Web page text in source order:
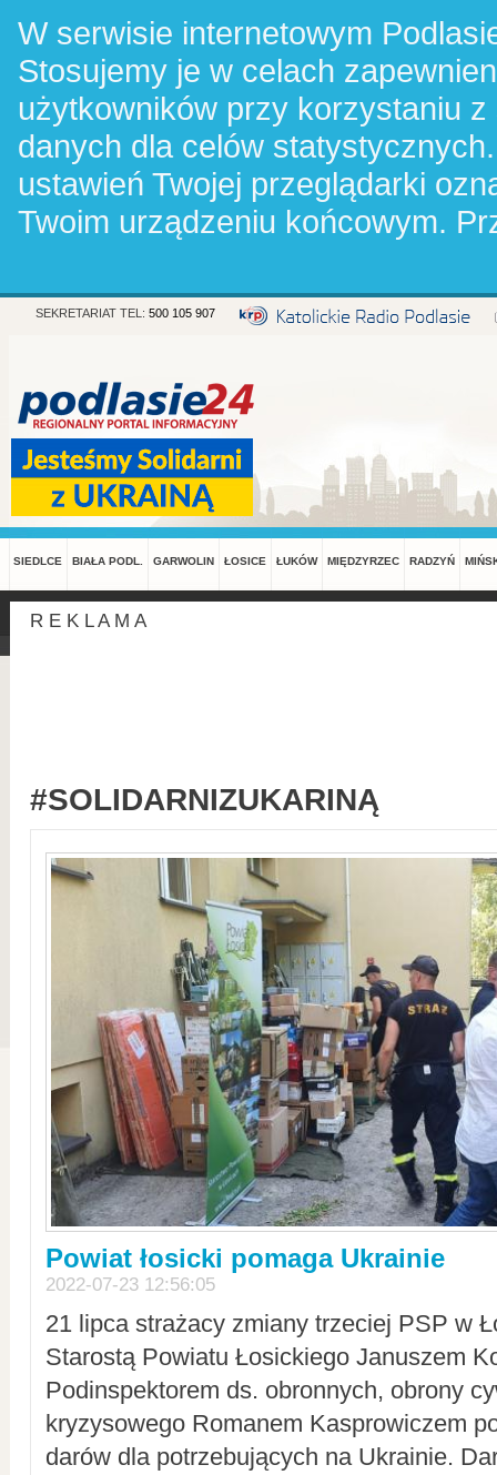
W serwisie internetowym
Stosujemy je w celach
użytkowników przy korzystaniu
danych dla celów
ustawień Twojej przeglądarki
Twoim urządzeniu końcowym.
SEKRETARIAT TEL: 500 105 907
SIEDLCE BIAŁA PODL. GARWOLIN ŁOSICE ŁUKÓW MIĘDZYRZEC RADZYŃ
R E K L A M A
#SOLIDARNIZUKARINĄ
Powiat łosicki pomaga Ukrainie
2022-07-23 12:56:05
21 lipca strażacy zmiany trzeciej PSP w
Starostą Powiatu Łosickiego Januszem
Podinspektorem ds. obronnych, obrony
kryzysowego Romanem Kasprowiczem
darów dla potrzebujących na Ukrainie.